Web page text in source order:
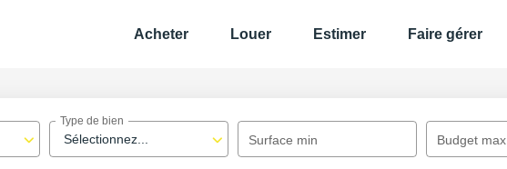
Acheter Louer Estimer Faire gérer
Sélectionnez...
Type de bien
Surface min Budget max